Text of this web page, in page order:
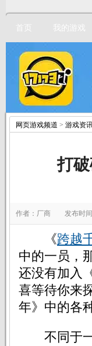
首页 我的游戏
网页游戏频道 > 游戏资
打
作者：厂商 发布时间
《跨越
中的一员，
还没有加入
喜等待你来
年》中的各
不同于一